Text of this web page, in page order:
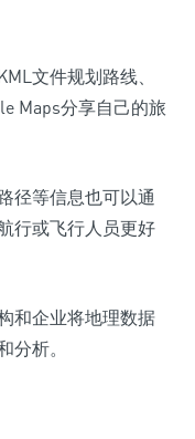
文件规划路线、
Maps分享自己的旅
径等信息也可以通
行或飞行人员更好
和企业将地理数据
分析。